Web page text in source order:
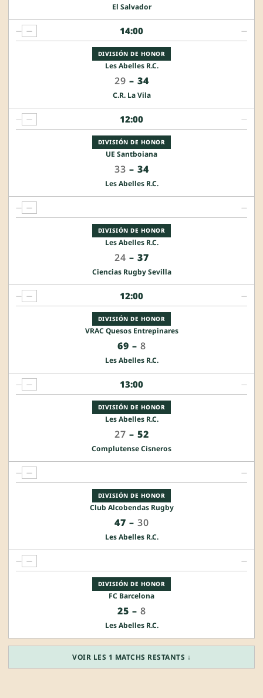
El Salvador
14:00
DIVISIÓN DE HONOR
Les Abelles R.C.
29 – 34
C.R. La Vila
— — —
12:00
DIVISIÓN DE HONOR
UE Santboiana
33 – 34
Les Abelles R.C.
— — —
DIVISIÓN DE HONOR
Les Abelles R.C.
24 – 37
Ciencias Rugby Sevilla
— — —
12:00
DIVISIÓN DE HONOR
VRAC Quesos Entrepinares
69 – 8
Les Abelles R.C.
— — —
13:00
DIVISIÓN DE HONOR
Les Abelles R.C.
27 – 52
Complutense Cisneros
— — —
DIVISIÓN DE HONOR
Club Alcobendas Rugby
47 – 30
Les Abelles R.C.
— — —
DIVISIÓN DE HONOR
FC Barcelona
25 – 8
Les Abelles R.C.
— — —
VOIR LES 1 MATCHS RESTANTS ↓